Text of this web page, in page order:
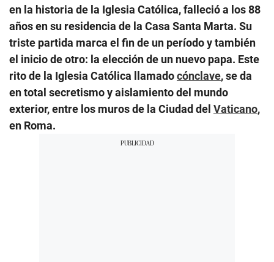
en la historia de la Iglesia Católica, falleció a los 88
años en su residencia de la Casa Santa Marta. Su
triste partida marca el fin de un período y también
el inicio de otro: la elección de un nuevo papa. Este
rito de la Iglesia Católica llamadocónclave, se da
en total secretismo y aislamiento del mundo
exterior, entre los muros de la Ciudad del Vaticano,
en Roma.